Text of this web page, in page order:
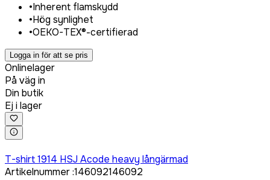
•Inherent flamskydd
•Hög synlighet
•OEKO-TEX®-certifierad
Logga in för att se pris
Onlinelager
På väg in
Din butik
Ej i lager
T-shirt 1914 HSJ Acode heavy långärmad
Artikelnummer:146092146092